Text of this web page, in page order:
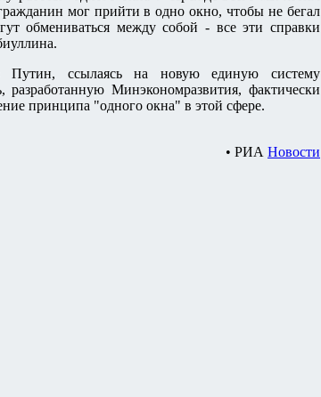
мог прийти в одно окно, чтобы не бегал
обмениваться между собой - все эти справки
Путин, ссылаясь на новую единую систему
Минэкономразвития, фактически
принципа "одного окна" в этой сфере.
• РИА Новости